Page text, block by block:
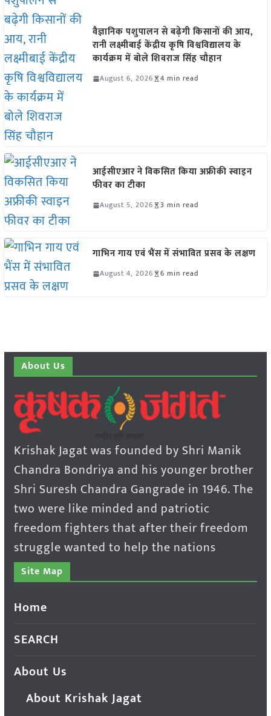
वैज्ञानिक पशुपालन से बढ़ेगी किसानों की आय,
रानी लक्ष्मीबाई केंद्रीय कृषि विश्वविद्यालय के
कार्यक्रम में बोले शिवराज सिंह चौहान
August 6, 2026 4 min read
आईसीएआर ने विकसित किया अफ्रीकी स्वाइन
फीवर का टीका
August 5, 2026 3 min read
गाभिन गाय एवं भैंस में संभावित प्रसव के लक्षण
August 4, 2026 6 min read
About Us
Krishak Jagat was founded by Shri Manik
Chandra Bondriya and his younger brother
Shri Suresh Chandra Gangrade in 1946. The
two were like minded and patriotic
freedom fighters that after their freedom
struggle wanted to help the nations
Site Map
Home
SEARCH
About Us
About Krishak Jagat